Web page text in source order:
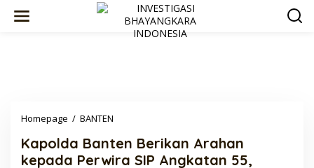
Homepage / BANTEN
Berikan
Arahan
Kapolda Banten Berikan Arahan
kepada Perwira SIP Angkatan 55,